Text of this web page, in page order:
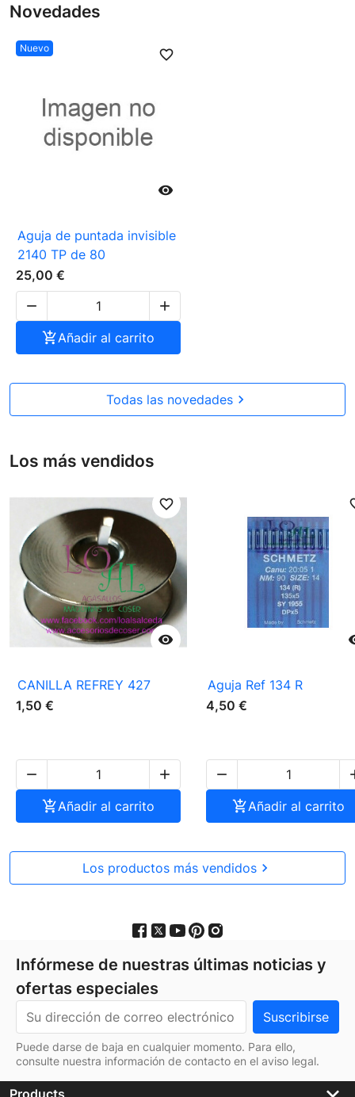
Novedades
Nuevo

favorite_border
Aguja de puntada invisible
2140 TP de 80
25,00 €


Añadir al carrito
Todas las novedades 
Los más vendidos

favorite_border
CANILLA REFREY 427
1,50 €


Añadir al carrito
Aguja Ref 134 R
4,50 €

Añadir al carrito
Los productos más vendidos 
Infórmese de nuestras últimas noticias y
ofertas especiales
Puede darse de baja en cualquier momento. Para ello,
consulte nuestra información de contacto en el aviso legal.